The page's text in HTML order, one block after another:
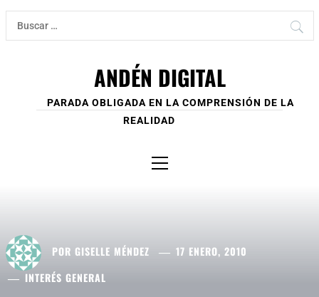
Ir
contenido
Buscar:
ANDÉN DIGITAL
PARADA OBLIGADA EN LA COMPRENSIÓN DE LA
REALIDAD
principal
POR GISELLE MÉNDEZ
17 ENERO, 2010
INTERÉS GENERAL